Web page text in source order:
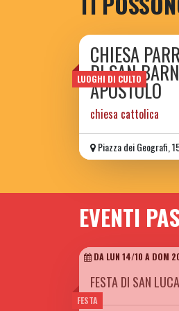
LUOGHI DI CULTO
CHIESA
DI SAN
APOSTOLO
chiesa cattolica
Piazza dei Geografi,
EVENTI
FESTA
DA LUN 14/10 A DOM
FESTA DI SAN